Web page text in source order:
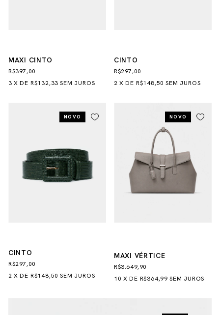
MAXI CINTO
R$397,00
3 XDE R$132,33 SEM JUROS
CINTO
R$297,00
2 XDE R$148,50 SEM JUROS
NOVO
CINTO
R$297,00
2 XDE R$148,50 SEM JUROS
NOVO
MAXI VÉRTICE
R$3.649,90
10 XDE R$364,99 SEM JUROS